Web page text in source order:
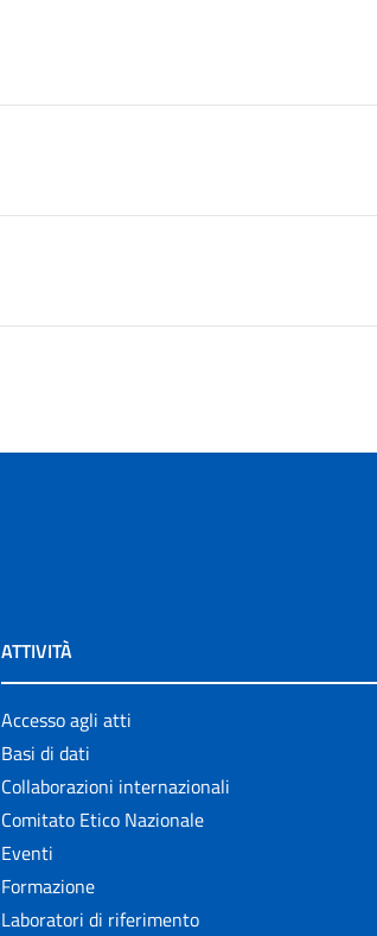
ATTIVITÀ
Accesso agli atti
Basi di dati
Collaborazioni internazionali
Comitato Etico Nazionale
Eventi
Formazione
Laboratori di riferimento